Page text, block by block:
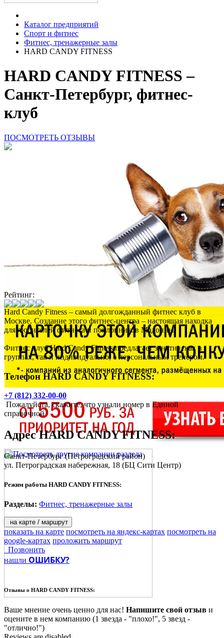
Каталог предприятий
Спорт и фитнес
Фитнес, тренажерные залы
HARD CANDY FITNESS
HARD CANDY FITNESS –
Санкт-Петербург, фитнес-
клуб
ПОСМОТРЕТЬ ОТЗЫВЫ
Рейтинг:
Hard Candy Fitness – самый долгожданный фитнес клуб в
Москве. Создание этого фитнес-центра – настоящая находка
для любителей фитнеса и поклонников Мадонны!
Фитнес клуб Hard Candy Fitness предлагает занятия, как в
группах, так и индивидуально, с персональным тренером.
Телефон HARD CANDY FITNESS:
+7 (812) 332-00-00
Пожалуйста, скажите, что узнали номер в Единой
справочной
АдресHARD CANDY FITNESS:
Санкт-Петербург(Петроградский район)
ул. Петроградская набережная, 18 (БЦ Сити Центр)
Режим работы HARD CANDY FITNESS:
Разделы: Фитнес, тренажерные залы
на карте / маршрут
показать на карте посмотреть на яндекс-картах посмотреть на
google-картах проложить маршрут
Позвонить
нашли ОШИБКУ?
Отзывы о HARD CANDY FITNESS:
Ваше мнение очень ценно для нас! Напишите свой отзыв и
оцените в нем компанию (1 звезда - "плохо!", 5 звезд -
"отлично!")